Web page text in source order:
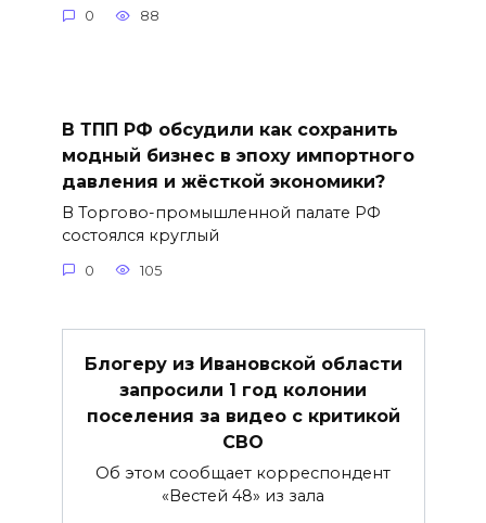
0 88
В ТПП РФ обсудили как сохранить
модный бизнес в эпоху импортного
давления и жёсткой экономики?
В Торгово-промышленной палате РФ
состоялся круглый
0 105
Блогеру из Ивановской области
запросили 1 год колонии
поселения за видео с критикой
СВО
Об этом сообщает корреспондент
«Вестей 48» из зала